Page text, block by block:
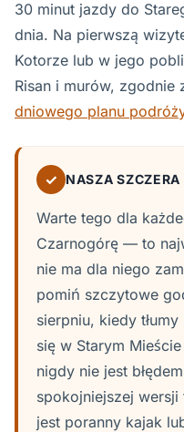
30 minut jazdy do
dnia. Na pierwszą
Kotorze lub w jego
Risan i murów, zgodnie
dniowego planu
✓ NASZA SZCZERA
Warte tego dla
Czarnogórę — to
nie ma dla niego
pomiń szczytowe
sierpniu, kiedy
się w Starym
nigdy nie jest
spokojniejszej
jest poranny kajak